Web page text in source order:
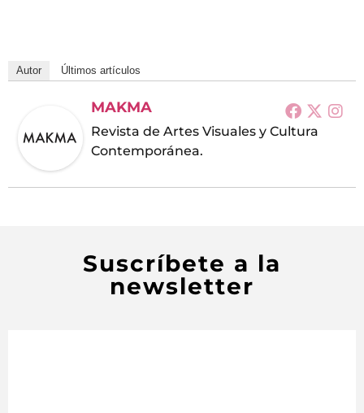
Autor Últimos artículos
MAKMA
Revista de Artes Visuales y Cultura
Contemporánea.
Suscríbete a la
newsletter